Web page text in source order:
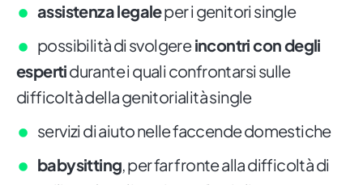
assistenza legaleper i genitori single
possibilità di svolgereincontri con degli
espertidurante i quali confrontarsi sulle
difficoltà della genitorialità single
servizi di aiuto nelle faccende domestiche
babysitting, per far fronte alla difficoltà di